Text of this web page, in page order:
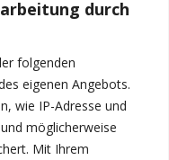
durch
folgenden
eigenen Angebots.
wie IP-Adresse und
möglicherweise
Mit Ihrem
relevanten Prüfungen